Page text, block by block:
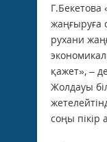
Г.Бекетова
жаңғыруға
рухани
қажет», –
Жолдауы
соңы пікір